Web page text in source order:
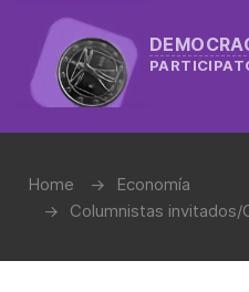
Home
Economía
Columnistas invitados/